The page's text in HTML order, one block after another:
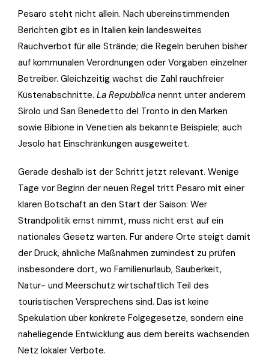
Pesaro steht nicht allein. Nach übereinstimmenden
Berichten gibt es in Italien kein landesweites
Rauchverbot für alle Strände; die Regeln beruhen bisher
auf kommunalen Verordnungen oder Vorgaben einzelner
Betreiber. Gleichzeitig wächst die Zahl rauchfreier
Küstenabschnitte. La Repubblica nennt unter anderem
Sirolo und San Benedetto del Tronto in den Marken
sowie Bibione in Venetien als bekannte Beispiele; auch
Jesolo hat Einschränkungen ausgeweitet.
Gerade deshalb ist der Schritt jetzt relevant. Wenige
Tage vor Beginn der neuen Regel tritt Pesaro mit einer
klaren Botschaft an den Start der Saison: Wer
Strandpolitik ernst nimmt, muss nicht erst auf ein
nationales Gesetz warten. Für andere Orte steigt damit
der Druck, ähnliche Maßnahmen zumindest zu prüfen
insbesondere dort, wo Familienurlaub, Sauberkeit,
Natur- und Meerschutz wirtschaftlich Teil des
touristischen Versprechens sind. Das ist keine
Spekulation über konkrete Folgegesetze, sondern eine
naheliegende Entwicklung aus dem bereits wachsenden
Netz lokaler Verbote.